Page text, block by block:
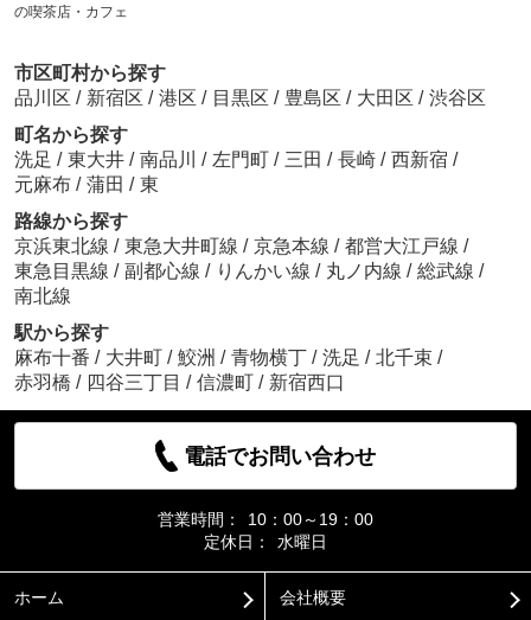
の喫茶店・カフェ
市区町村から探す
品川区 / 新宿区 / 港区 / 目黒区 / 豊島区 / 大田区 / 渋谷区
町名から探す
洗足 / 東大井 / 南品川 / 左門町 / 三田 / 長崎 / 西新宿 /
元麻布 / 蒲田 / 東
路線から探す
京浜東北線 / 東急大井町線 / 京急本線 / 都営大江戸線 /
東急目黒線 / 副都心線 / りんかい線 / 丸ノ内線 / 総武線 /
南北線
駅から探す
麻布十番 / 大井町 / 鮫洲 / 青物横丁 / 洗足 / 北千束 /
赤羽橋 / 四谷三丁目 / 信濃町 / 新宿西口
電話でお問い合わせ
営業時間：
10：00～19：00
定休日：
水曜日
ホーム 会社概要